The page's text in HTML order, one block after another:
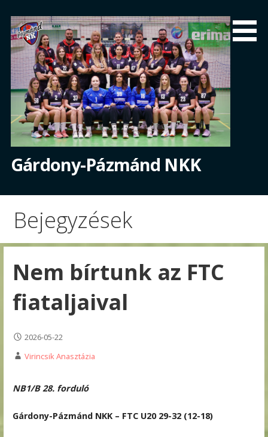
content
Gárdony-Pázmánd NKK
Bejegyzések
Nem bírtunk az FTC
fiataljaival
2026-05-22
Virincsik Anasztázia
NB1/B 28. forduló
Gárdony-Pázmánd NKK – FTC U20 29-32 (12-18)